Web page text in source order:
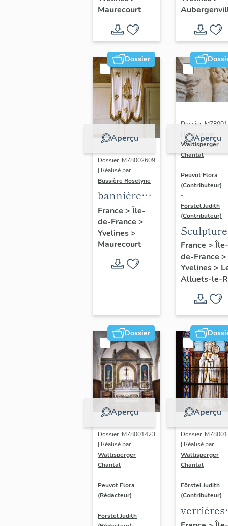
: Jeanne
Maurecourt
Dossier
Aperçu
Dossier IM78002609
| Réalisé par
Bussière Roselyne
bannière
de
procession
:
Conception
France > Île-
de-France >
Yvelines>
Maurecourt
Aperçu
Dossier
| Réalisé par
Waltisperger
Chantal
-
Peuvot Flora
(Contributeur)
-
Förstel Judith
(Contributeur)
de la
chapelle
France > Île-
de-France >
Yvelines>
Alluets-le-
Dossier
Aperçu
Dossier IM78001423
| Réalisé par
Waltisperger
Chantal
-
Peuvot Flora
(Rédacteur)
-
Förstel Judith
Aperçu
Dossier
| Réalisé par
Waltisperger
Chantal
-
Förstel Judith
(Contributeur)
verrières